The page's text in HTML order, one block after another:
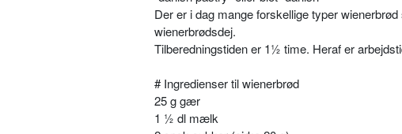
Der er i dag mange forskellige typer
wienerbrødsdej.
Tilberedningstiden er 1½ time. Heraf er
# Ingredienser til wienerbrød
25 g gær
1 ½ dl mælk